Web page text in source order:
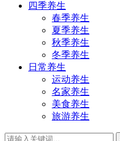
四季养生
春季养生
夏季养生
秋季养生
冬季养生
日常养生
运动养生
名家养生
美食养生
旅游养生